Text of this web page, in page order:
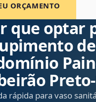
ORÇAMENTO
que optar
rápida para vaso